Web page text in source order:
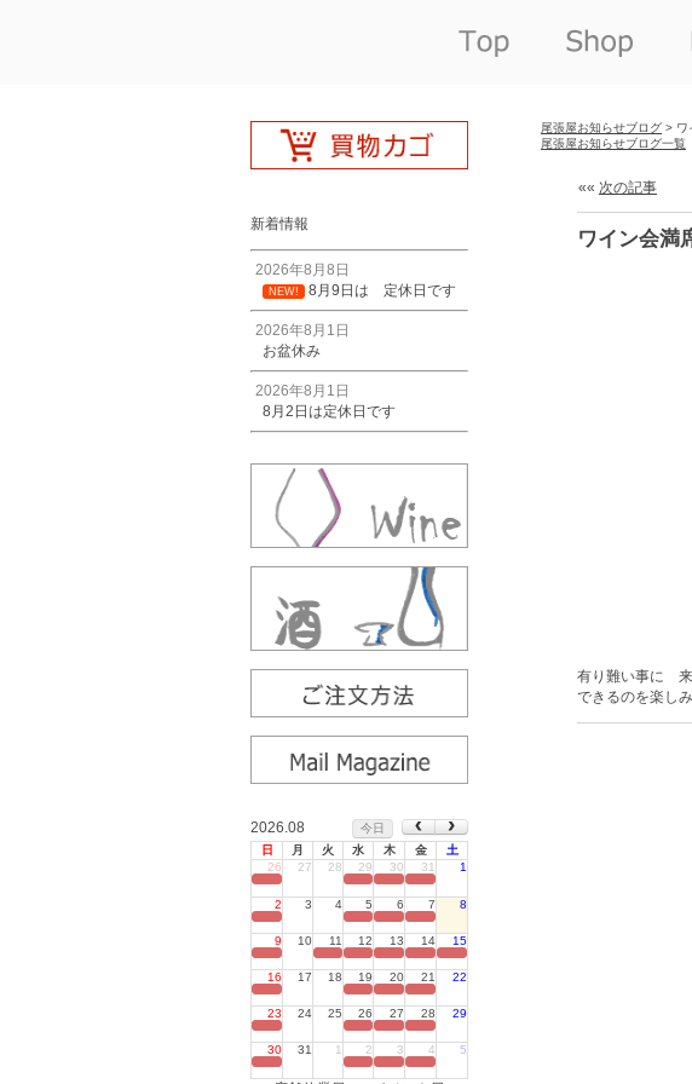
新着情報
2026年8月8日
NEW! 8月9日は 定休日です
2026年8月1日
お盆休み
2026年8月1日
8月2日は定休日です
2026.08
今日
日
月 火 水 木 金
土
26
27 28 29 30 31 1
2 3 4 5 6 7 8
9 10 11 12 13 14 15
16 17 18 19 20 21 22
23 24 25 26 27 28 29
30 31 1 2 3 4 5
尾張屋お知らせブログ > ワ
尾張屋お知らせブログ一覧
«« 次の記事
ワイン会満
有り難い事に
できるのを楽し